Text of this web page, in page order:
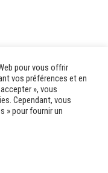
pour vous offrir
vos préférences et en
», vous
Cependant, vous
» pour fournir un